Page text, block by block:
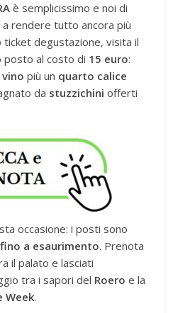
è semplicissimo e noi di
rendere tutto ancora più
degustazione, visita il
al costo di 15 euro:
più un quarto calice
da stuzzichini offerti
occasione: i posti sono
fino a esaurimento. Prenota
il palato e lasciati
tra i sapori del Roero e la
Week.